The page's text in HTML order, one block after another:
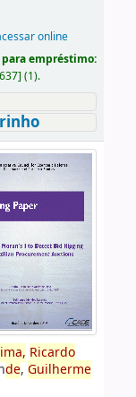
online
empréstimo:
] (1).
Ricardo
de, Guilherme